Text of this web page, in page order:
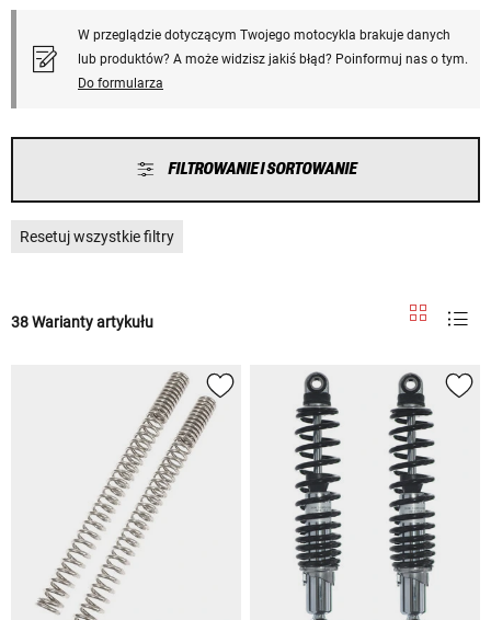
W przeglądzie dotyczącym Twojego motocykla brakuje danych
lub produktów? A może widzisz jakiś błąd? Poinformuj nas o tym.
Do formularza
FILTROWANIE I SORTOWANIE
Resetuj wszystkie filtry
38 Warianty artykułu